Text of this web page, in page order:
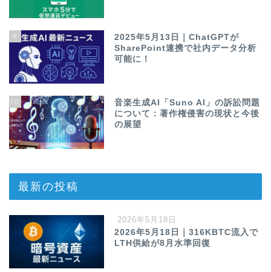
9
2025年5月13日｜ChatGPTが
SharePoint連携で社内データ分析
可能に！
10
音楽生成AI「Suno AI」の訴訟問題
について：著作権侵害の現状と今後
の展望
最新の投稿
2026年5月18日
2026年5月18日｜316KBTC流入で
LTH供給が8月水準回復